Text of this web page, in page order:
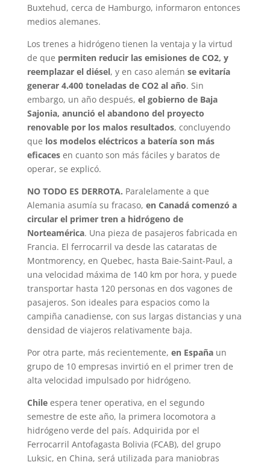
Buxtehud, cerca de Hamburgo, informaron entonces
medios alemanes.
Los trenes a hidrógeno tienen la ventaja y la virtud
de que permiten reducir las emisiones de CO2, y
reemplazar el diésel, y en caso alemán se evitaría
generar 4.400 toneladas de CO2 al año. Sin
embargo, un año después, el gobierno de Baja
Sajonia, anunció el abandono del proyecto
renovable por los malos resultados, concluyendo
que los modelos eléctricos a batería son más
eficacesen cuanto son más fáciles y baratos de
operar, se explicó.
NO TODO ES DERROTA. Paralelamente a que
Alemania asumía su fracaso, en Canadá comenzó a
circular el primer tren a hidrógeno de
Norteamérica. Una pieza de pasajeros fabricada en
Francia. El ferrocarril va desde las cataratas de
Montmorency, en Quebec, hasta Baie-Saint-Paul, a
una velocidad máxima de 140 km por hora, y puede
transportar hasta 120 personas en dos vagones de
pasajeros. Son ideales para espacios como la
campiña canadiense, con sus largas distancias y una
densidad de viajeros relativamente baja.
Por otra parte, más recientemente, en Españaun
grupo de 10 empresas invirtió en el primer tren de
alta velocidad impulsado por hidrógeno.
Chileespera tener operativa, en el segundo
semestre de este año, la primera locomotora a
hidrógeno verde del país. Adquirida por el
Ferrocarril Antofagasta Bolivia (FCAB), del grupo
Luksic, en China, será utilizada para maniobras